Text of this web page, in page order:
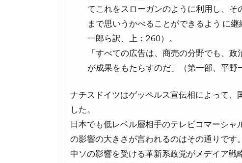
てこれをスローガンのように利用し、
まで思いうかべることができるよう に
一郎ら訳、上：260）。
「すべての広告は、商売の分野でも、
が成果をもたらすのだ」（第一部、平野
ナチスドイツはゲッペルス宣伝相によって、
した。
日本でも低レベル層相手のテレビコマーシ
の影響の大きさが言われるのはその通りです。
中ソの影響を受ける革新系政党がメデイア